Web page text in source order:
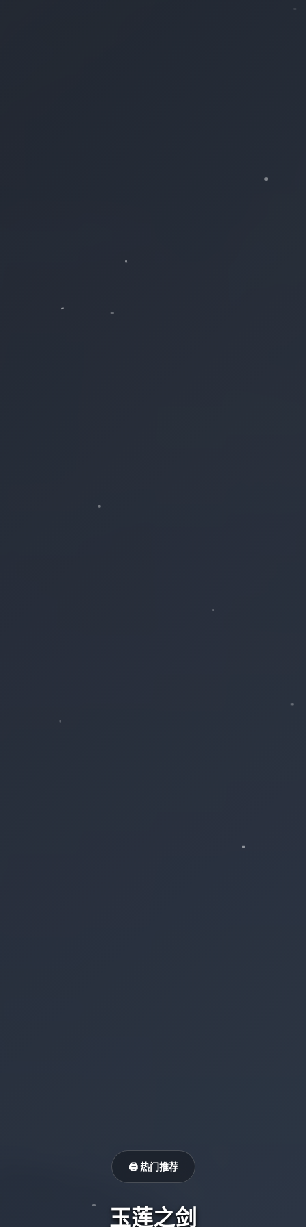
🖨️ 热门推荐
玉莲之剑